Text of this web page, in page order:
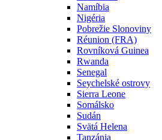
Namíbia
Nigéria
Pobrežie Slonoviny
Réunion (FRA)
Rovníková Guinea
Rwanda
Senegal
Seychelské ostrovy
Sierra Leone
Somálsko
Sudán
Svätá Helena
Tanzánia